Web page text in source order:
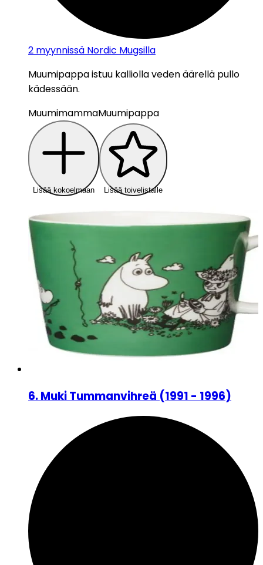
2 myynnissä Nordic Mugsilla
Muumipappa istuu kalliolla veden äärellä pullo
kädessään.
MuumimammaMuumipappa
Lisää kokoelmaan Lisää toivelistalle
6.Muki Tummanvihreä (1991 - 1996)